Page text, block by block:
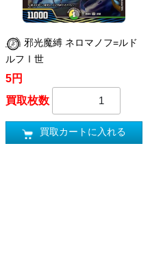
邪光魔縛 ネロマノフ=ルド
ルフⅠ世
5円
買取枚数
買取カートに入れる